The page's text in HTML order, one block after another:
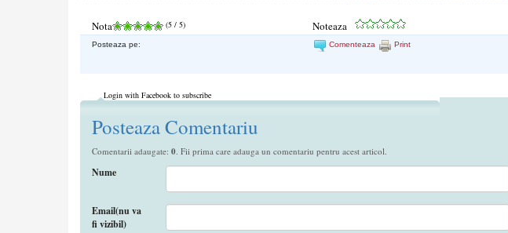
Nota (5 / 5) Noteaza
Posteaza pe: Comenteaza Print
Login with Facebook to subscribe
Posteaza Comentariu
Comentarii adaugate: 0. Fii prima care adauga un comentariu pentru acest articol.
Nume
Email(nu va
fi vizibil)